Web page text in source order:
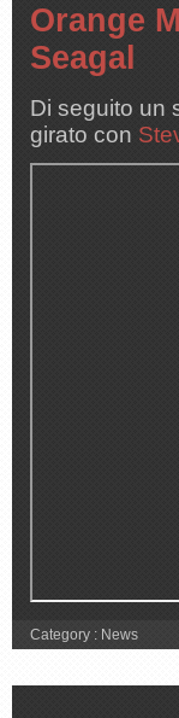
Orange
Seagal
Di seguito un
girato con
Category : News